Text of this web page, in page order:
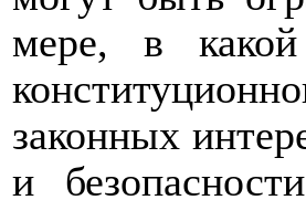
мере, в
законных
и